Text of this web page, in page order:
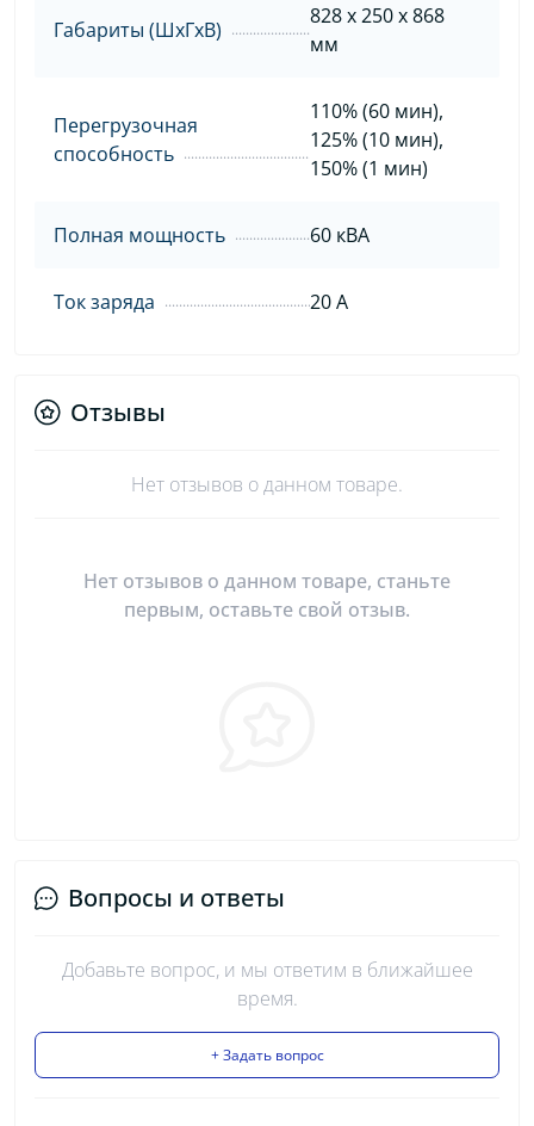
Габариты (ШхГхВ)
828 х 250 х 868
мм
Перегрузочная
способность
110% (60 мин),
125% (10 мин),
150% (1 мин)
Полная мощность 60 кВА
Ток заряда 20 А
Отзывы
Нет отзывов о данном товаре.
Нет отзывов о данном товаре, станьте
первым, оставьте свой отзыв.
Вопросы и ответы
Добавьте вопрос, и мы ответим в ближайшее
время.
+ Задать вопрос